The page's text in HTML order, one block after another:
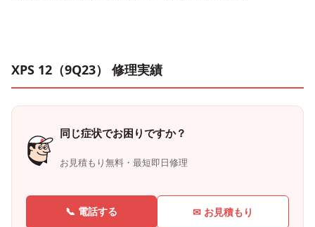
XPS 12（9Q23） 修理実績
同じ症状でお困りですか？
お見積もり無料・最短即日修理
📞 電話する ✉ お見積もり